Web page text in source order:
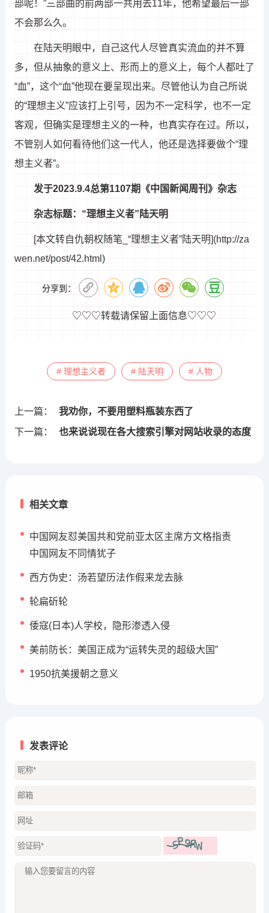
部呢！”三部曲的前两部一共用去11年，他希望最后一部
不会那么久。
在陆天明眼中，自己这代人尽管真实流血的并不算
多，但从抽象的意义上、形而上的意义上，每个人都吐了
“血”，这个“血”他现在要呈现出来。尽管他认为自己所说
的“理想主义”应该打上引号，因为不一定科学，也不一定
客观，但确实是理想主义的一种，也真实存在过。所以，
不管别人如何看待他们这一代人，他还是选择要做个“理
想主义者”。
发于2023.9.4总第1107期《中国新闻周刊》杂志
杂志标题：“理想主义者”陆天明
[本文转自仇朝权随笔_“理想主义者”陆天明](http://za
wen.net/post/42.html)
分享到：
♡♡♡转载请保留上面信息♡♡♡
# 理想主义者 # 陆天明 # 人物
上一篇：
我劝你，不要用塑料瓶装东西了
下一篇：
也来说说现在各大搜索引擎对网站收录的态度
相关文章
中国网友怼美国共和党前亚太区主席方文格指责
中国网友不同情犹子
西方伪史：汤若望历法作假来龙去脉
轮扁斫轮
倭寇(日本)人学校，隐形渗透入侵
美前防长：美国正成为“运转失灵的超级大国”
1950抗美援朝之意义
发表评论